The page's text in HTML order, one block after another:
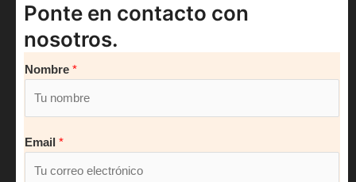
Ponte en contacto con
nosotros.
Nombre *
Email *